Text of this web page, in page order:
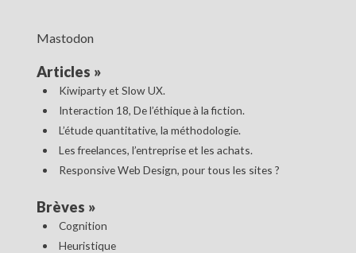
Mastodon
Articles »
Kiwiparty et Slow UX.
Interaction 18, De l’éthique à la fiction.
L’étude quantitative, la méthodologie.
Les freelances, l’entreprise et les achats.
Responsive Web Design, pour tous les sites ?
Brèves »
Cognition
Heuristique